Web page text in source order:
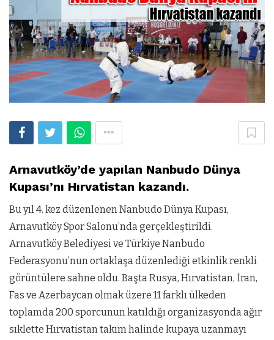
Arnavutköy’de yapılan Nanbudo Dünya
Kupası’nı Hırvatistan kazandı.
Bu yıl 4. kez düzenlenen Nanbudo Dünya Kupası,
Arnavutköy Spor Salonu’nda gerçekleştirildi.
Arnavutköy Belediyesi ve Türkiye Nanbudo
Federasyonu’nun ortaklaşa düzenlediği etkinlik renkli
görüntülere sahne oldu. Başta Rusya, Hırvatistan, İran,
Fas ve Azerbaycan olmak üzere 11 farklı ülkeden
toplamda 200 sporcunun katıldığı organizasyonda ağır
sıklette Hırvatistan takım halinde kupaya uzanmayı